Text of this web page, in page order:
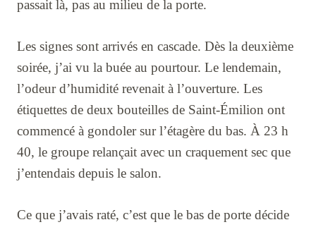
passait là, pas au milieu de la porte.
Les signes sont arrivés en cascade. Dès la deuxième
soirée, j’ai vu la buée au pourtour. Le lendemain,
l’odeur d’humidité revenait à l’ouverture. Les
étiquettes de deux bouteilles de Saint-Émilion ont
commencé à gondoler sur l’étagère du bas. À 23 h
40, le groupe relançait avec un craquement sec que
j’entendais depuis le salon.
Ce que j’avais raté, c’est que le bas de porte décide